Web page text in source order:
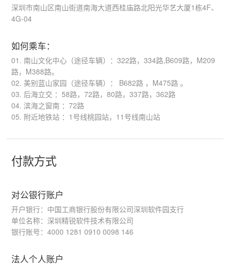
深圳市南山区南山街道南海大道西桂庙路北阳光华艺大厦1栋4F、
4G-04
如何乘车：
01. 南山文化中心（途径车辆）：322路，334路,B609路，M209
路，M388路。
02. 美别蓝山家园（途径车辆）： B682路 ，M475路 。
03. 后海立交 ：58路，72路，80路，337路，362路
04. 滨海之窗南 ：72路
05. 附近地铁站 ：1号线桃园站，11号线南山站
付款方式
对公银行账户
开户银行：中国工商银行股份有限公司深圳软件园支行
单位名称：深圳精锐软件技术有限公司
银行账号：4000 1281 0910 0098 146
法人个人账户